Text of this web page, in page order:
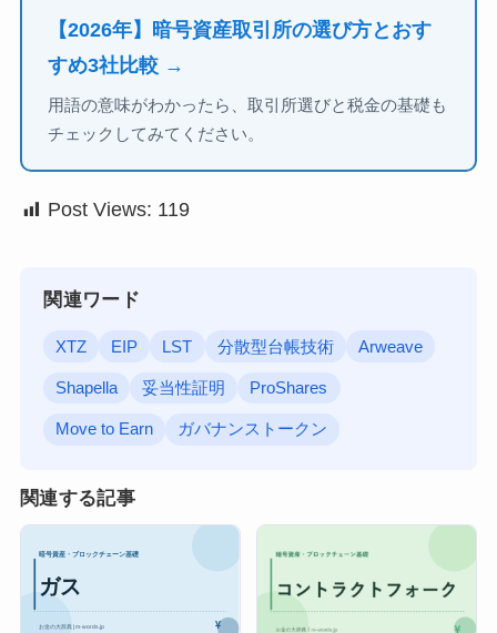
【2026年】暗号資産取引所の選び方とおす
すめ3社比較 →
用語の意味がわかったら、取引所選びと税金の基礎も
チェックしてみてください。
Post Views: 119
関連ワード
XTZ EIP LST 分散型台帳技術 Arweave
Shapella 妥当性証明 ProShares
Move to Earn ガバナンストークン
関連する記事